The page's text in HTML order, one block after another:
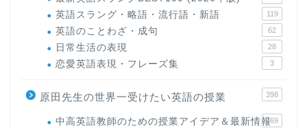
英語スラング・略語・流行語・新語 119
英語のことわざ・成句 62
日常生活の表現 28
恋愛英語表現・フレーズ集 3
原田先生の世界一受けたい英語の授業 398
中高英語教師のための授業アイデア＆最新情報169